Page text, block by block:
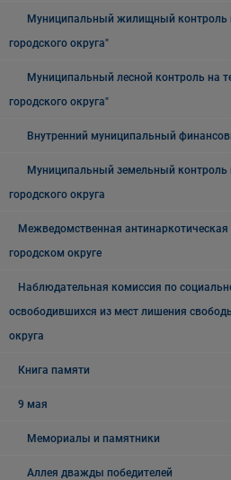
Муниципальный жилищный контроль
городского округа"
Муниципальный лесной контроль на
городского округа"
Внутренний муниципальный
Муниципальный земельный контроль
городского округа
Межведомственная
городском округе
Наблюдательная комиссия по
освободившихся из мест лишения
округа
Книга памяти
9 мая
Мемориалы и памятники
Аллея дважды победителей